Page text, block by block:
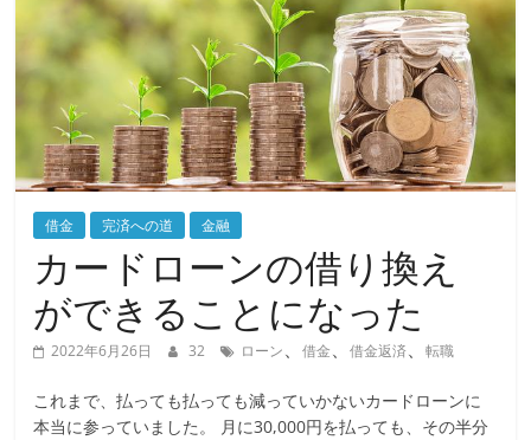
借金 完済への道 金融
カードローンの借り換え
ができることになった
2022年6月26日 32 ローン、借金、借金返済、転職
これまで、払っても払っても減っていかないカードローンに
本当に参っていました。 月に30,000円を払っても、その半分